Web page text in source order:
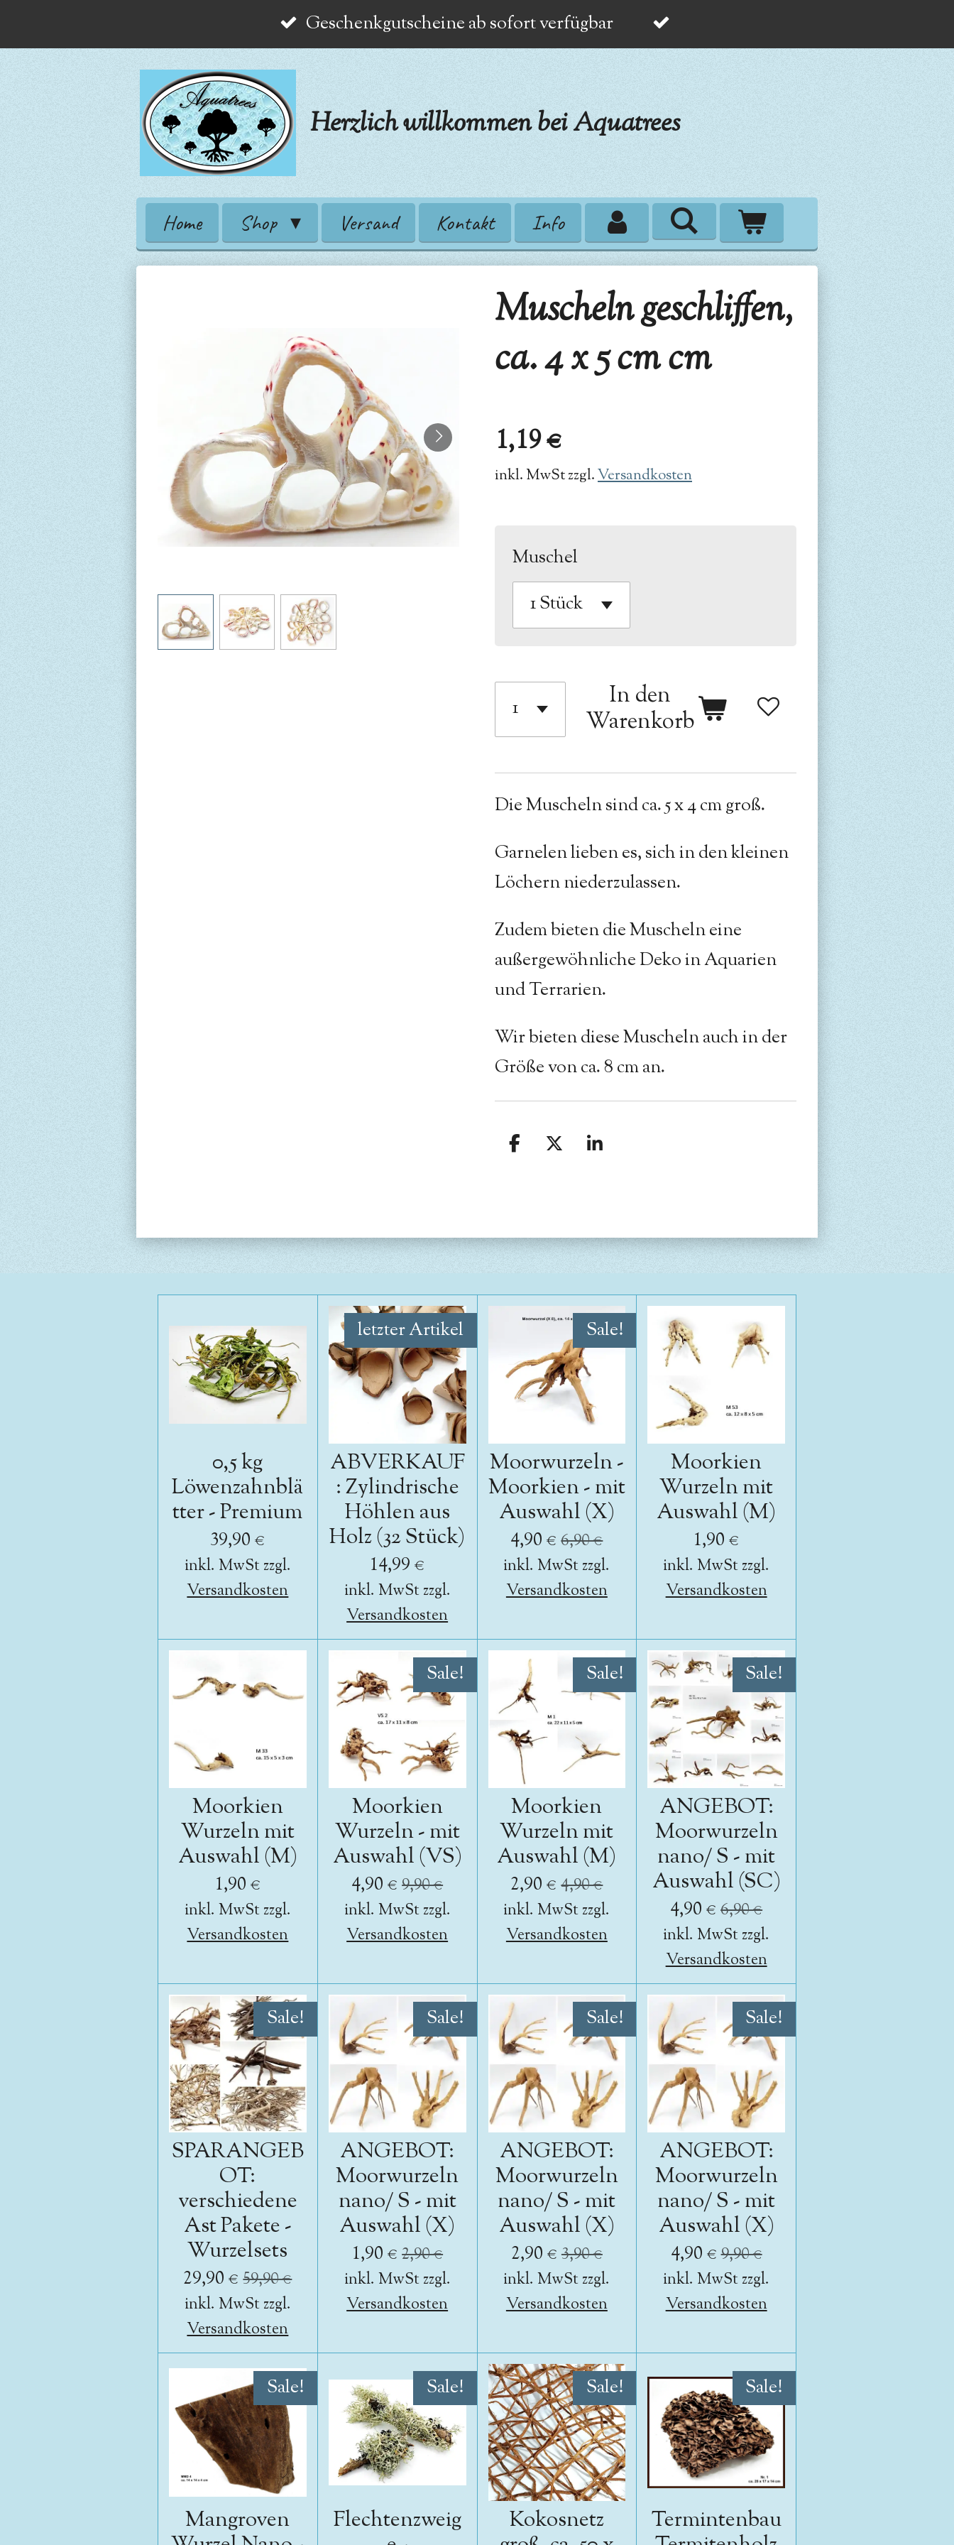
Hauptinhalt
Geschenkgutscheine ab sofort verfügbar
Herzlich willkommen bei Aquatrees
Home Shop Versand Kontakt Info
Muscheln geschliffen,
ca. 4 x 5 cm cm
1,19 €
inkl. MwSt zzgl.Versandkosten
Muschel
In den
Warenkorb
Die Muscheln sind ca. 5 x 4 cm groß.
Garnelen lieben es, sich in den kleinen
Löchern niederzulassen.
Zudem bieten die Muscheln eine
außergewöhnliche Deko in Aquarien
und Terrarien.
Wir bieten diese Muscheln auch in der
Größe von ca. 8 cm an.
T
n
T
n
T
n
0,5 kg
Löwenzahnblä
tter - Premium
39,90 €
inkl. MwSt zzgl.
Versandkosten
letzter Artikel
ABVERKAUF
: Zylindrische
Höhlen aus
Holz (32 Stück)
14,99 €
inkl. MwSt zzgl.
Versandkosten
Sale!
Moorwurzeln -
Moorkien - mit
Auswahl (X)
4,90 € 6,90 €
inkl. MwSt zzgl.
Versandkosten
Moorkien
Wurzeln mit
Auswahl (M)
1,90 €
inkl. MwSt zzgl.
Versandkosten
Moorkien
Wurzeln mit
Auswahl (M)
1,90 €
inkl. MwSt zzgl.
Versandkosten
Sale!
Moorkien
Wurzeln - mit
Auswahl (VS)
4,90 € 9,90 €
inkl. MwSt zzgl.
Versandkosten
Sale!
Moorkien
Wurzeln mit
Auswahl (M)
2,90 € 4,90 €
inkl. MwSt zzgl.
Versandkosten
Sale!
ANGEBOT:
Moorwurzeln
nano/ S - mit
Auswahl (SC)
4,90 € 6,90 €
inkl. MwSt zzgl.
Versandkosten
Sale!
SPARANGEB
OT:
verschiedene
Ast Pakete -
Wurzelsets
29,90 € 59,90 €
inkl. MwSt zzgl.
Versandkosten
Sale!
ANGEBOT:
Moorwurzeln
nano/ S - mit
Auswahl (X)
1,90 € 2,90 €
inkl. MwSt zzgl.
Versandkosten
Sale!
ANGEBOT:
Moorwurzeln
nano/ S - mit
Auswahl (X)
2,90 € 3,90 €
inkl. MwSt zzgl.
Versandkosten
Sale!
ANGEBOT:
Moorwurzeln
nano/ S - mit
Auswahl (X)
4,90 € 9,90 €
inkl. MwSt zzgl.
Versandkosten
Sale!
Mangroven
Sale!
Flechtenzweig
Sale!
Kokosnetz
Sale!
Termintenbau